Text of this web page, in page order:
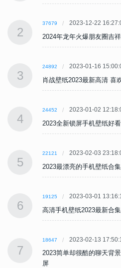
2
37679 2023-12-22
2024年龙年火爆朋友圈吉
3
24892 2023-01-16
肖战壁纸2023最新高清 喜
4
24452 2023-01-02
2023全新锁屏手机壁纸好
5
22121 2023-02-03
2023最漂亮的手机壁纸合
6
19125 2023-03-01
高清手机壁纸2023最新合
7
18647 2023-02-13
2023简单却很酷的聊天背
屏